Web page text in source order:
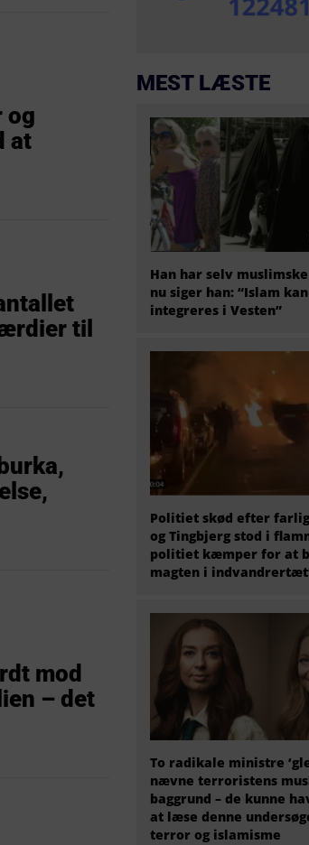
og
at
til
mod
– det
MEST LÆSTE
Han har selv
nu siger han: “Islam
integreres i Vesten”
Politiet skød efter
og Tingbjerg stod i
politiet kæmper for at
magten i
To radikale ministre
nævne terroristens
baggrund – de kunne
at læse denne
terror og islamisme